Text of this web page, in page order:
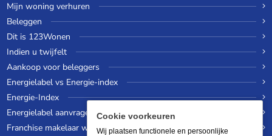
Mijn woning verhuren
Beleggen
Dit is 123Wonen
Indien u twijfelt
Aankoop voor beleggers
Energielabel vs Energie-index
Energie-Index
Energielabel aanvragen
Franchise makelaar worden
Cookie voorkeuren
Wij plaatsen functionele en persoonlijke